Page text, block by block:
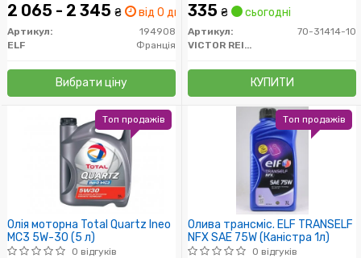
2 065 - 2 345 ₴ від 0 дн.
Артикул:
194908
ELF
Франція
Вибрати ціну
335 ₴ сьогодні
Артикул:
70-31414-10
VICTOR REINZ
КУПИТИ
Олія моторна Total Quartz Ineo
MC3 5W-30 (5 л)
0 відгуків
Топ продажів
Олива трансміс. ELF TRANSELF
NFX SAE 75W (Каністра 1л)
0 відгуків
Топ продажів